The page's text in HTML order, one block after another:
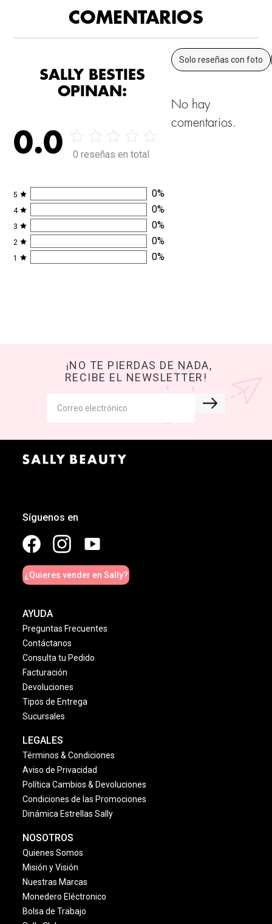
COMENTARIOS
SALLY BESTIES
OPINAN:
0.0 0 reseñas en total
5 0%
4 0%
3 0%
2 0%
1 0%
Solo reseñas con foto
No hay
comentarios.
¡NO TE PIERDAS DE NADA,
RECIBE EL NEWSLETTER!
Síguenos en
¿Quieres vender en Sally?
AYUDA
Preguntas Frecuentes
Contáctanos
Consulta tu Pedido
Facturación
Devoluciones
Tipos de Entrega
Sucursales
LEGALES
Términos & Condiciones
Aviso de Privacidad
Política Cambios & Devoluciones
Condiciones de las Promociones
Dinámica Estrellas Sally
NOSOTROS
Quienes Somos
Misión y Visión
Nuestras Marcas
Monedero Eléctronico
Bolsa de Trabajo